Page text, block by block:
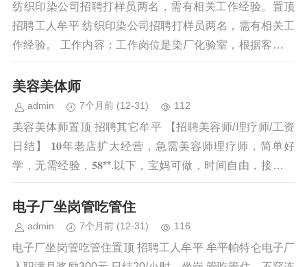
纺织印染公司招聘打样员两名，需有相关工作经验。置顶
招聘工人牟平 纺织印染公司招聘打样员两名，需有相关工
作经验。 工作内容：工作岗位是染厂化验室，根据客户下
达的面料颜色进行调色打样、...
美容美体师
admin 7个月前 (12-31) 112
美容美体师置顶 招聘其它牟平 【招聘美容师/理疗师/工资
日结】 𝟏𝟎年老店扩大经营，急需美容师理疗师，简单好
学，无需经验，𝟓𝟖**.以下，宝妈可做，时间自由，接送孩
子不耽误，工资日结，月...
电子厂坐岗管吃管住
admin 7个月前 (12-31) 116
电子厂坐岗管吃管住置顶 招聘工人牟平 牟平帕特仑电子厂